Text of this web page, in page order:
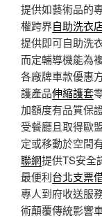
提供如藝術品的
權跨界自助洗衣
提供即可自助洗
而定輔導機能為
各廠牌車款優惠
護產品伸縮護套
加額度有品質保
受餐廳且取得歐
定或移動於空間
聯網提供TS安全
最便利台北支票
專人到府收送服
術顛覆傳統影響